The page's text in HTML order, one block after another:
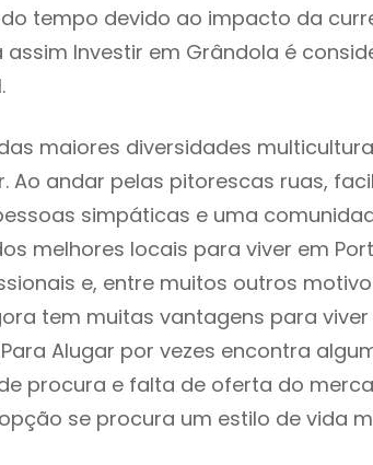
tempo devido ao impacto da
assim Investir em Grândola é
maiores diversidades
Ao andar pelas pitorescas ruas,
simpáticas e uma
melhores locais para viver em
e, entre muitos outros
tem muitas vantagens para viver
Alugar por vezes encontra
procura e falta de oferta do
se procura um estilo de vida